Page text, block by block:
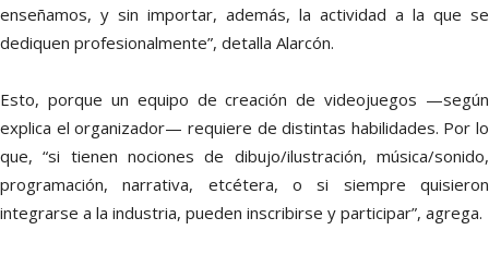
enseñamos, y sin importar, además, la actividad a la que se
dediquen profesionalmente”, detalla Alarcón.
Esto, porque un equipo de creación de videojuegos —según
explica el organizador— requiere de distintas habilidades. Por lo
que, “si tienen nociones de dibujo/ilustración, música/sonido,
programación, narrativa, etcétera, o si siempre quisieron
integrarse a la industria, pueden inscribirse y participar”, agrega.